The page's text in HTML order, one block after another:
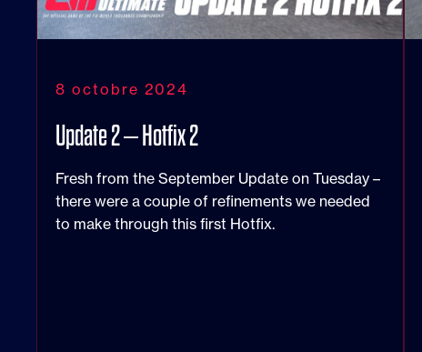
8 octobre 2024
Update 2 – Hotfix 2
Fresh from the September Update on Tuesday –
there were a couple of refinements we needed
to make through this first Hotfix.